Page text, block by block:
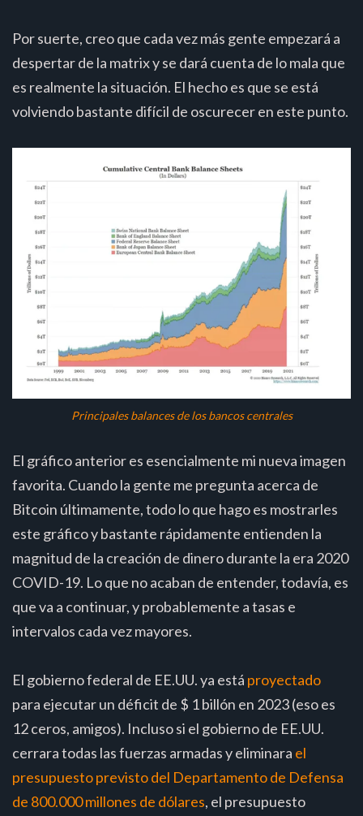
Por suerte, creo que cada vez más gente empezará a
despertar de la matrix y se dará cuenta de lo mala que
es realmente la situación. El hecho es que se está
volviendo bastante difícil de oscurecer en este punto.
Principales balances de los bancos centrales
El gráfico anterior es esencialmente mi nueva imagen
favorita. Cuando la gente me pregunta acerca de
Bitcoin últimamente, todo lo que hago es mostrarles
este gráfico y bastante rápidamente entienden la
magnitud de la creación de dinero durante la era 2020
COVID-19. Lo que no acaban de entender, todavía, es
que va a continuar, y probablemente a tasas e
intervalos cada vez mayores.
El gobierno federal de EE.UU. ya está proyectado
para ejecutar un déficit de $ 1 billón en 2023 (eso es
12 ceros, amigos). Incluso si el gobierno de EE.UU.
cerrara todas las fuerzas armadas y eliminara el
presupuesto previsto del Departamento de Defensa
de 800.000 millones de dólares, el presupuesto